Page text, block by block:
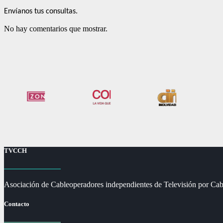
Envíanos tus consultas.
No hay comentarios que mostrar.
TVCCH
Asociación de Cableoperadores independientes de Televisión por
Contacto